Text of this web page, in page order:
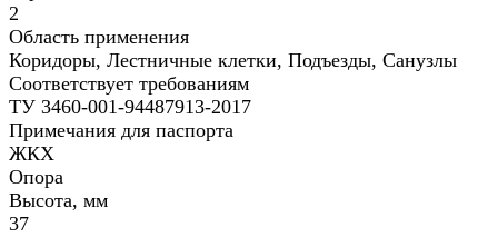
2
Область применения
Коридоры, Лестничные клетки, Подъезды, Санузлы
Соответствует требованиям
ТУ 3460-001-94487913-2017
Примечания для паспорта
ЖКХ
Опора
Высота, мм
37